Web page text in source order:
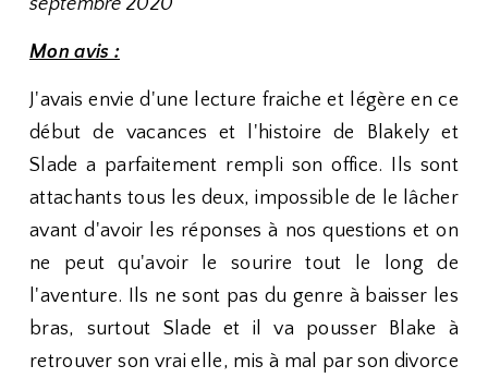
septembre 2020
Mon avis :
J'avais envie d'une lecture fraiche et légère en ce
début de vacances et l'histoire de Blakely et
Slade a parfaitement rempli son office. Ils sont
attachants tous les deux, impossible de le lâcher
avant d'avoir les réponses à nos questions et on
ne peut qu'avoir le sourire tout le long de
l'aventure. Ils ne sont pas du genre à baisser les
bras, surtout Slade et il va pousser Blake à
retrouver son vrai elle, mis à mal par son divorce